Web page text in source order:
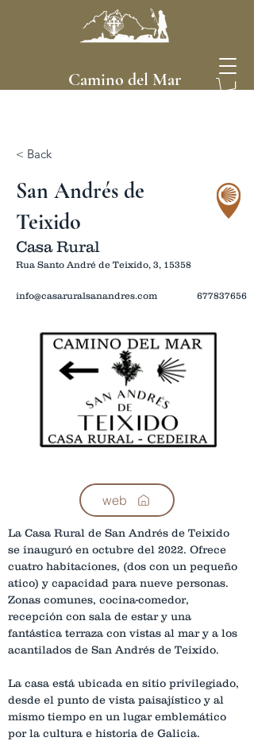
Camino del Mar
< Back
San Andrés de
Teixido
Casa Rural
Rua Santo André de Teixido, 3, 15358
info@casaruralsanandres.com 677837656
web
La Casa Rural de San Andrés de Teixido
se inauguró en octubre del 2022. Ofrece
cuatro habitaciones, (dos con un pequeño
atico) y capacidad para nueve personas.
Zonas comunes, cocina-comedor,
recepción con sala de estar y una
fantástica terraza con vistas al mar y a los
acantilados de San Andrés de Teixido.
La casa está ubicada en sitio privilegiado,
desde el punto de vista paisajístico y al
mismo tiempo en un lugar emblemático
por la cultura e historia de Galicia.